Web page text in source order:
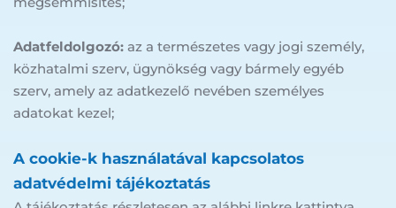
Adatfeldolgozó: az a természetes vagy jogi személy,
közhatalmi szerv, ügynökség vagy bármely egyéb
szerv, amely az adatkezelő nevében személyes
adatokat kezel;
A cookie-k használatával kapcsolatos
adatvédelmi tájékoztatás